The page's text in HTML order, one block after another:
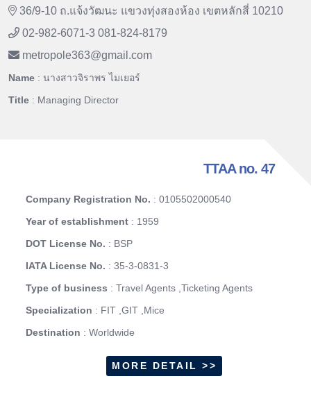
36/9-10 ถ.แจ้งวัฒนะ แขวงทุ่งสองห้อง เขตหลักสี่ 10210
02-982-6071-3 081-824-8179
metropole363@gmail.com
Name : นางสาวจิราพร ไมเยอร์
Title : Managing Director
TTAA no. 47
Company Registration No. : 0105502000540
Year of establishment : 1959
DOT License No. : BSP
IATA License No. : 35-3-0831-3
Type of business : Travel Agents ,Ticketing Agents
Specialization : FIT ,GIT ,Mice
Destination : Worldwide
MORE DETAIL >>